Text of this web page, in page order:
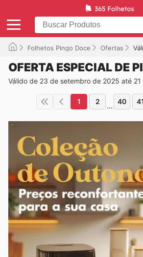
Folhetos Pingo Doce Ofertas
OFERTA ESPECIAL DE
Válido de 23 de setembro de 2025 até
1 2 ... 40 41